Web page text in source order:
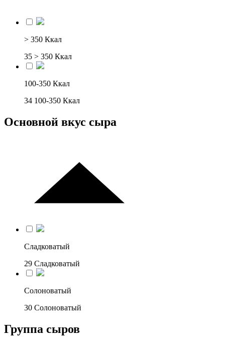
> 350 Ккал
35 > 350 Ккал
100-350 Ккал
34 100-350 Ккал
Основной вкус сыра
Сладковатый
29 Сладковатый
Солоноватый
30 Солоноватый
Группа сыров